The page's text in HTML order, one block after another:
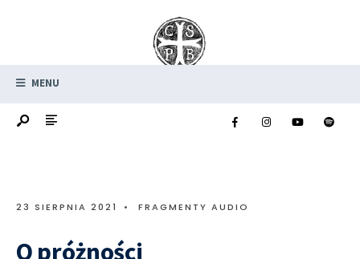
MENU
23 SIERPNIA 2021 • FRAGMENTY AUDIO
O próżności